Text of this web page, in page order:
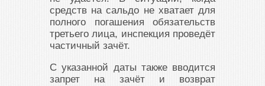
средств на сальдо не хватает для
полного погашения обязательств
третьего лица, инспекция проведёт
частичный зачёт.
С указанной даты также вводится
запрет на зачёт и возврат